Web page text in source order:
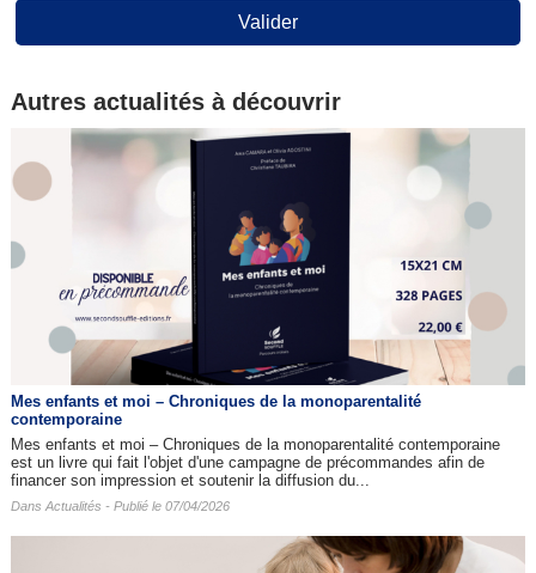
Valider
Autres actualités à découvrir
Mes enfants et moi – Chroniques de la monoparentalité
contemporaine
Mes enfants et moi – Chroniques de la monoparentalité contemporaine
est un livre qui fait l'objet d'une campagne de précommandes afin de
financer son impression et soutenir la diffusion du...
Dans Actualités - Publié le 07/04/2026